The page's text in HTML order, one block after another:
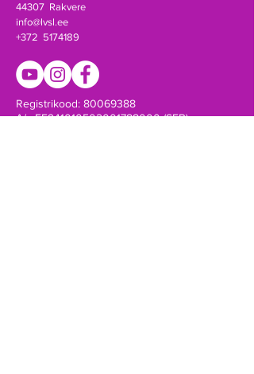
44307 Rakvere
info@lvsl.ee
+372 5174189
Registrikood: 80069388
A/a EE941010502001788000 (SEB)